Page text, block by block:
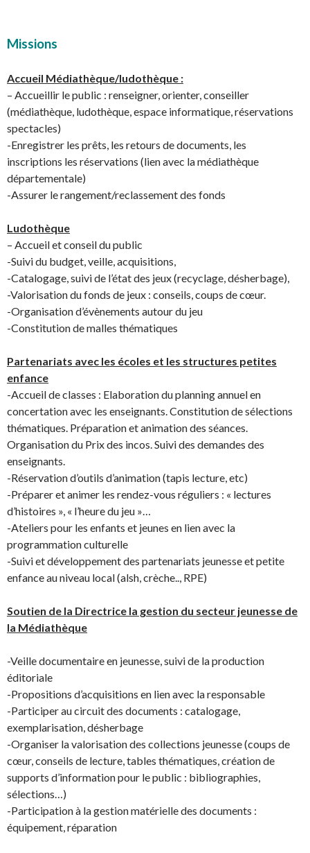
Missions
Accueil Médiathèque/ludothèque :
– Accueillir le public : renseigner, orienter, conseiller
(médiathèque, ludothèque, espace informatique, réservations
spectacles)
-Enregistrer les prêts, les retours de documents, les
inscriptions les réservations (lien avec la médiathèque
départementale)
-Assurer le rangement/reclassement des fonds
Ludothèque
– Accueil et conseil du public
-Suivi du budget, veille, acquisitions,
-Catalogage, suivi de l’état des jeux (recyclage, désherbage),
-Valorisation du fonds de jeux : conseils, coups de cœur.
-Organisation d’évènements autour du jeu
-Constitution de malles thématiques
Partenariats avec les écoles et les structures petites
enfance
-Accueil de classes : Elaboration du planning annuel en
concertation avec les enseignants. Constitution de sélections
thématiques. Préparation et animation des séances.
Organisation du Prix des incos. Suivi des demandes des
enseignants.
-Réservation d’outils d’animation (tapis lecture, etc)
-Préparer et animer les rendez-vous réguliers : « lectures
d’histoires », « l’heure du jeu »…
-Ateliers pour les enfants et jeunes en lien avec la
programmation culturelle
-Suivi et développement des partenariats jeunesse et petite
enfance au niveau local (alsh, crèche.., RPE)
Soutien de la Directrice la gestion du secteur jeunesse de
la Médiathèque
-Veille documentaire en jeunesse, suivi de la production
éditoriale
-Propositions d’acquisitions en lien avec la responsable
-Participer au circuit des documents : catalogage,
exemplarisation, désherbage
-Organiser la valorisation des collections jeunesse (coups de
cœur, conseils de lecture, tables thématiques, création de
supports d’information pour le public : bibliographies,
sélections…)
-Participation à la gestion matérielle des documents :
équipement, réparation